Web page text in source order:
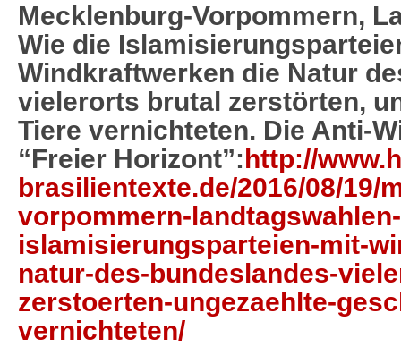
Mecklenburg-Vorpommern,
Wie die
Windkraftwerken die Natur
vielerorts brutal zerstörten,
Tiere vernichteten. Die Anti-
“Freier Horizont”: http://
brasilientexte.de/2016/08/19/
vorpommern-
islamisierungsparteien-mit-
natur-des-bundeslandes-
zerstoerten-ungezaehlte-
vernichteten/